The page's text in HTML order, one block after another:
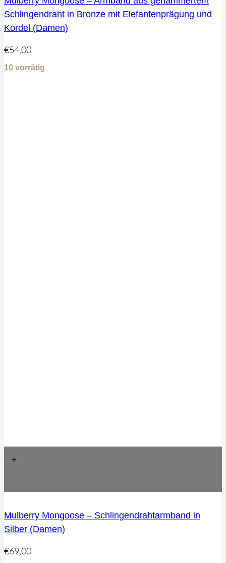
Schlingendraht in Bronze mit Elefantenprägung und
Kordel (Damen)
€54,00
10 vorrätig
+
Mulberry Mongoose – Schlingendrahtarmband in
Silber (Damen)
€69,00